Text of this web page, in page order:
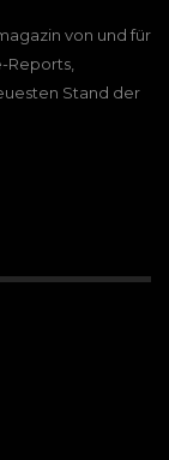
von und für
Reports,
Stand der